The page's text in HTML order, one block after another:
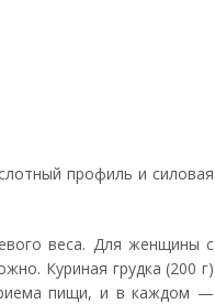
профиль и силовая
веса. Для женщины с
Куриная грудка (200 г)
пищи, и в каждом —